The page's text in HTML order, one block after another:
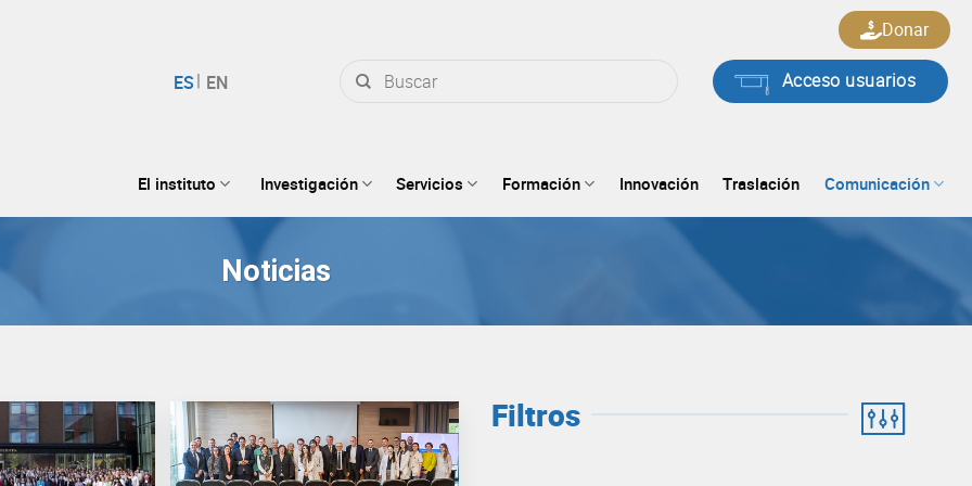
por:
Acceso usuarios
Donar
El instituto Investigación Servicios Formación Innovación Traslación Comunicación
Noticias
Filtros